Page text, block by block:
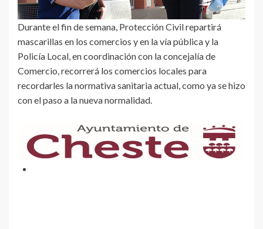
Durante el fin de semana, Protección Civil repartirá
mascarillas en los comercios y en la vía pública y la
Policía Local, en coordinación con la concejalía de
Comercio, recorrerá los comercios locales para
recordarles la normativa sanitaria actual, como ya se hizo
con el paso a la nueva normalidad.